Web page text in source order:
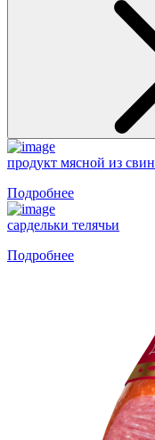
продукт мясной из
Подробнее
сардельки телячьи
Подробнее